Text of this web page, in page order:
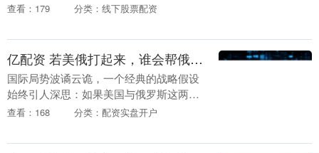
克”号。外界尤为关注该潜艇可以发射此前
雷。 “哈巴....
查看：179 分类：线下股票配资
亿配资 若美俄打起来，谁会帮俄罗斯？普京的答案出人意料，却尽显现实
国际局势波谲云诡，一个经典的战略假设
始终引人深思：如果美国与俄罗斯这两个
军事巨人爆发全面冲突，谁会成为俄罗斯
种充满硬汉色彩的....
查看：168 分类：配资实盘开户